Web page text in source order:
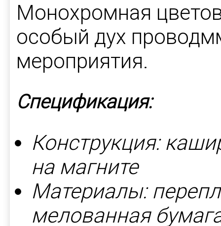
Монохромная
особый дух
мероприятия.
Спецификация:
Конструкция:
на магните
Материалы:
мелованная